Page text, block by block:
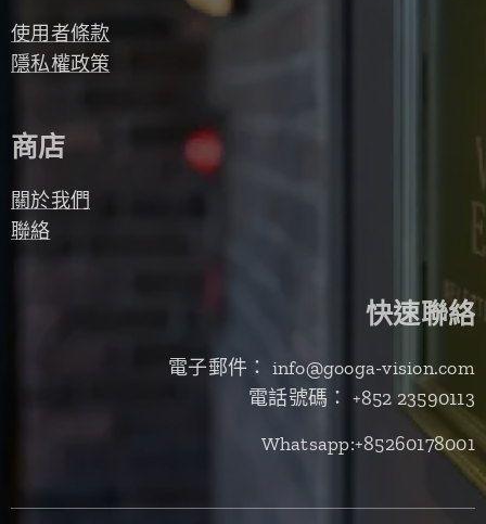
使用者條款
隱私權政策
商店
關於我們
聯絡
快速聯絡
電子郵件： info@googa-vision.com
電話號碼： +852 23590113
Whatsapp:+85260178001